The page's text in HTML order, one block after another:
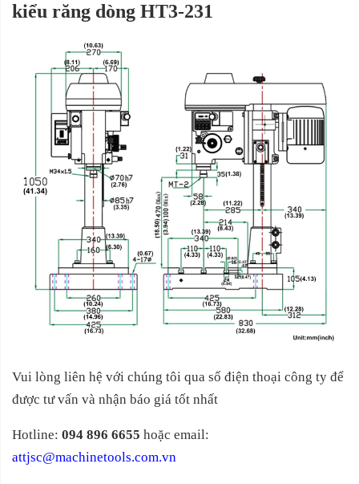
kiểu răng dòng HT3-231
Vui lòng liên hệ với chúng tôi qua số điện thoại công ty để
được tư vấn và nhận báo giá tốt nhất
Hotline: 094 896 6655 hoặc email:
attjsc@machinetools.com.vn